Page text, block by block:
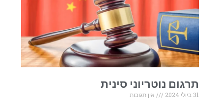
תרגום נוטריוני סינית
31 ביולי 2024
אין תגובות